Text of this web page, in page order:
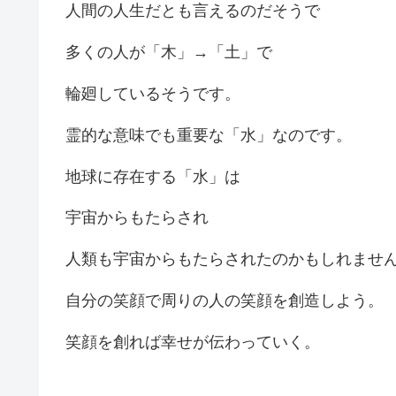
人間の人生だとも言えるのだそうで
多くの人が「木」→「土」で
輪廻しているそうです。
霊的な意味でも重要な「水」なのです。
地球に存在する「水」は
宇宙からもたらされ
人類も宇宙からもたらされたのかもしれません
自分の笑顔で周りの人の笑顔を創造しよう。
笑顔を創れば幸せが伝わっていく。